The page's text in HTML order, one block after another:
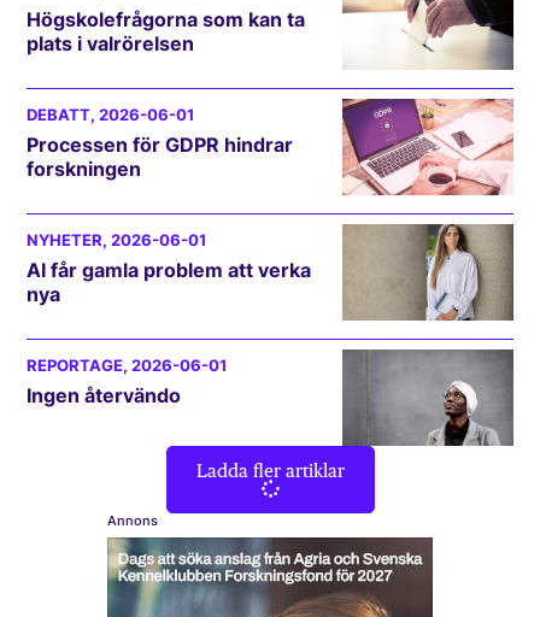
Högskolefrågorna som kan ta
plats i valrörelsen
DEBATT, 2026-06-01
Processen för GDPR hindrar
forskningen
NYHETER, 2026-06-01
AI får gamla problem att verka
nya
REPORTAGE, 2026-06-01
Ingen återvändo
Ladda fler artiklar
Annons